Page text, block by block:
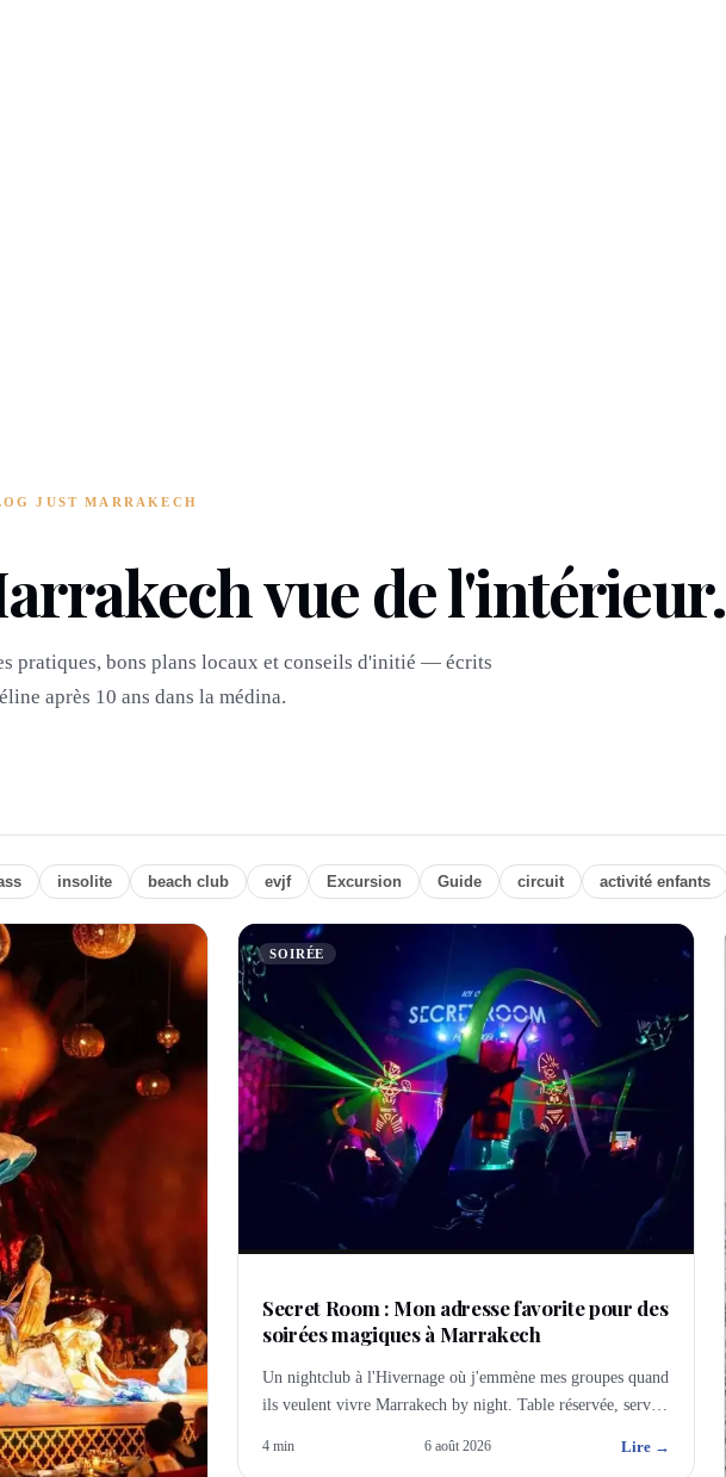
JUST MARRAKECH
vue de l'intérieur.
pratiques, bons plans locaux et conseils d'initié — écrits
après 10 ans dans la médina.
insolite beach club evjf Excursion Guide circuit activité enfants
SOIRÉE
Secret Room : Mon adresse favorite pour des
soirées magiques à Marrakech
Un nightclub à l'Hivernage où j'emmène mes groupes quand
ils veulent vivre Marrakech by night. Table réservée, service
4 min 6 août 2026 Lire →